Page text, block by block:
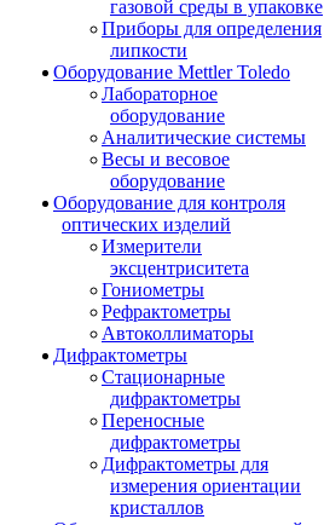
газовой среды в упаковке
Приборы для определения
липкости
Оборудование Mettler Toledo
Лабораторное
оборудование
Аналитические системы
Весы и весовое
оборудование
Оборудование для контроля
оптических изделий
Измерители
эксцентриситета
Гониометры
Рефрактометры
Автоколлиматоры
Дифрактометры
Стационарные
дифрактометры
Переносные
дифрактометры
Дифрактометры для
измерения ориентации
кристаллов